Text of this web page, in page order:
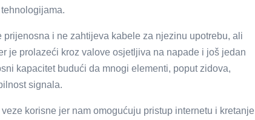
i ne zahtijeva kabele za njezinu upotrebu, ali
je prolazeći kroz valove osjetljiva na napade i još jedan
kapacitet budući da mnogi elementi, poput zidova,
signala.
korisne jer nam omogućuju pristup internetu i kretanje